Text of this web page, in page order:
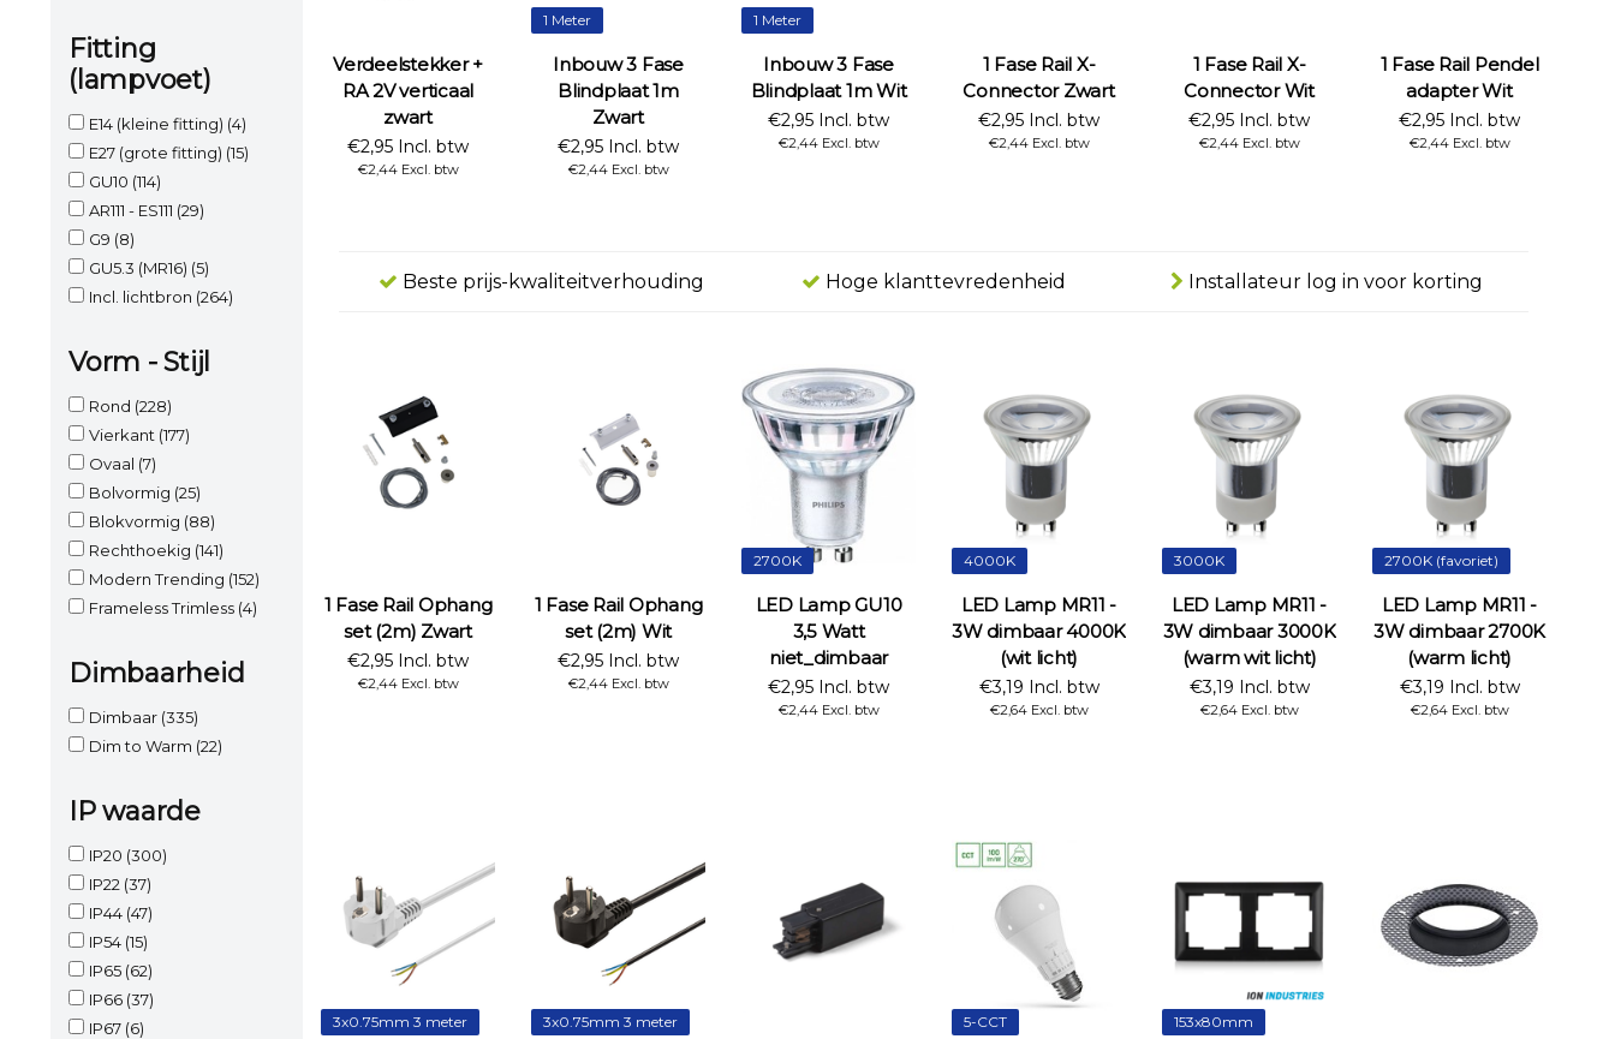
Fitting
(lampvoet)
E14 (kleine fitting) (4)
E27 (grote fitting) (15)
GU10 (114)
AR111 - ES111 (29)
G9 (8)
GU5.3 (MR16) (5)
Incl. lichtbron (264)
Vorm - Stijl
Rond (228)
Vierkant (177)
Ovaal (7)
Bolvormig (25)
Blokvormig (88)
Rechthoekig (141)
Modern Trending (152)
Frameless Trimless (4)
Dimbaarheid
Dimbaar (335)
Dim to Warm (22)
IP waarde
IP20 (300)
IP22 (37)
IP44 (47)
IP54 (15)
IP65 (62)
IP66 (37)
IP67 (6)
Verdeelstekker +
RA 2V verticaal
zwart
€2,95 Incl. btw
€2,44 Excl. btw
1 Meter
Inbouw 3 Fase
Blindplaat 1m
Zwart
€2,95 Incl. btw
€2,44 Excl. btw
1 Meter
Inbouw 3 Fase
Blindplaat 1m Wit
€2,95 Incl. btw
€2,44 Excl. btw
1 Fase Rail X-
Connector Zwart
€2,95 Incl. btw
€2,44 Excl. btw
1 Fase Rail X-
Connector Wit
€2,95 Incl. btw
€2,44 Excl. btw
1 Fase Rail Pendel
adapter Wit
€2,95 Incl. btw
€2,44 Excl. btw
Beste prijs-kwaliteitverhouding Hoge klanttevredenheid Installateur log in voor korting
1 Fase Rail Ophang
set (2m) Zwart
€2,95 Incl. btw
€2,44 Excl. btw
1 Fase Rail Ophang
set (2m) Wit
€2,95 Incl. btw
€2,44 Excl. btw
2700K
LED Lamp GU10
3,5 Watt
niet_dimbaar
€2,95 Incl. btw
€2,44 Excl. btw
4000K
LED Lamp MR11 -
3W dimbaar 4000K
(wit licht)
€3,19 Incl. btw
€2,64 Excl. btw
3000K
LED Lamp MR11 -
3W dimbaar 3000K
(warm wit licht)
€3,19 Incl. btw
€2,64 Excl. btw
2700K (favoriet)
LED Lamp MR11 -
3W dimbaar 2700K
(warm licht)
€3,19 Incl. btw
€2,64 Excl. btw
3x0.75mm 3 meter 3x0.75mm 3 meter 5-CCT 153x80mm